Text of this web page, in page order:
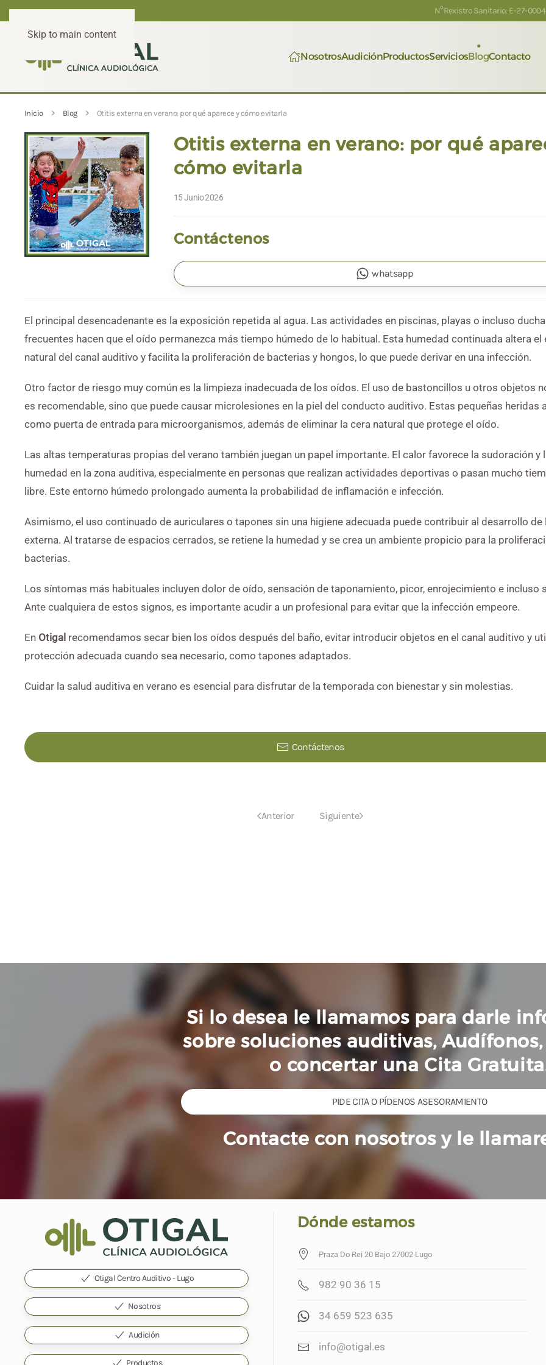
Skip to main content
NºRexistro Sanitario: E-27-
NosotrosAudiciónProductosServiciosBlogContacto
Inicio Blog Otitis externa en verano: por qué aparece y cómo evitarla
Otitis externa en verano: por qué
cómo evitarla
15 Junio 2026
Contáctenos
whatsapp
El principal desencadenante es la exposición repetida al agua. Las actividades en piscinas, playas o incluso
frecuentes hacen que el oído permanezca más tiempo húmedo de lo habitual. Esta humedad continuada altera el
natural del canal auditivo y facilita la proliferación de bacterias y hongos, lo que puede derivar en una infección.
Otro factor de riesgo muy común es la limpieza inadecuada de los oídos. El uso de bastoncillos u otros objetos
es recomendable, sino que puede causar microlesiones en la piel del conducto auditivo. Estas pequeñas heridas
como puerta de entrada para microorganismos, además de eliminar la cera natural que protege el oído.
Las altas temperaturas propias del verano también juegan un papel importante. El calor favorece la sudoración y
humedad en la zona auditiva, especialmente en personas que realizan actividades deportivas o pasan mucho
libre. Este entorno húmedo prolongado aumenta la probabilidad de inflamación e infección.
Asimismo, el uso continuado de auriculares o tapones sin una higiene adecuada puede contribuir al desarrollo de
externa. Al tratarse de espacios cerrados, se retiene la humedad y se crea un ambiente propicio para la
bacterias.
Los síntomas más habituales incluyen dolor de oído, sensación de taponamiento, picor, enrojecimiento e incluso
Ante cualquiera de estos signos, es importante acudir a un profesional para evitar que la infección empeore.
En Otigal recomendamos secar bien los oídos después del baño, evitar introducir objetos en el canal auditivo y
protección adecuada cuando sea necesario, como tapones adaptados.
Cuidar la salud auditiva en verano es esencial para disfrutar de la temporada con bienestar y sin molestias.
Contáctenos
Anterior Siguiente
Si lo desea le llamamos para darle
sobre soluciones auditivas,
o concertar una Cita
PIDE CITA O PÍDENOS ASESORAMIENTO
Contacte con nosotros y le
Otigal Centro Auditivo - Lugo
Nosotros
Audición
Dónde estamos
Praza Do Rei 20 Bajo 27002 Lugo
982 90 36 15
34 659 523 635
info@otigal.es